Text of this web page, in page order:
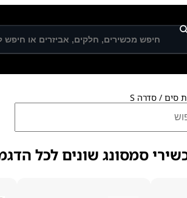
סים / סדרה S
סמסונג שונים לכל